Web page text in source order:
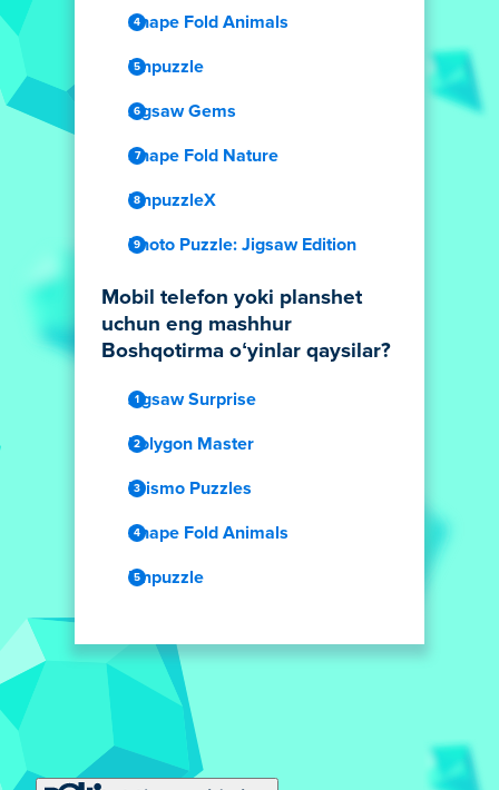
Shape Fold Animals
Unpuzzle
Jigsaw Gems
Shape Fold Nature
UnpuzzleX
Photo Puzzle: Jigsaw Edition
Mobil telefon yoki planshet
uchun eng mashhur
Boshqotirma oʻyinlar qaysilar?
Jigsaw Surprise
Polygon Master
Prismo Puzzles
Shape Fold Animals
Unpuzzle